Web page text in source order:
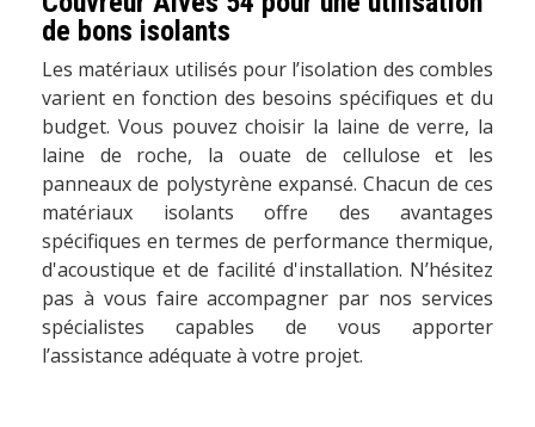
de bons isolants
Les matériaux utilisés pour l’isolation des combles
varient en fonction des besoins spécifiques et du
budget. Vous pouvez choisir la laine de verre, la
laine de roche, la ouate de cellulose et les
panneaux de polystyrène expansé. Chacun de ces
matériaux isolants offre des avantages
spécifiques en termes de performance thermique,
d'acoustique et de facilité d'installation. N’hésitez
pas à vous faire accompagner par nos services
spécialistes capables de vous apporter
l’assistance adéquate à votre projet.